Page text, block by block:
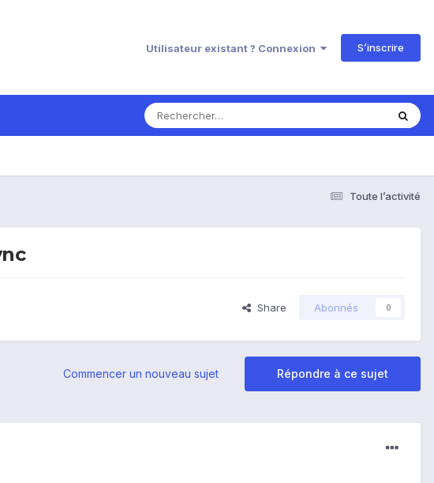
Utilisateur existant ? Connexion S’inscrire
Toute l’activité
Share Abonnés 0
Répondre à ce sujet
Commencer un nouveau sujet